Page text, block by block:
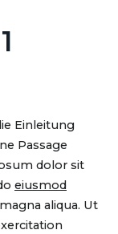
Einleitung
Passage
dolor sit
eiusmod
aliqua. Ut